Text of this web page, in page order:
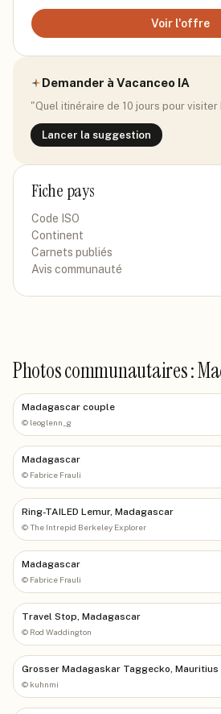
Voir l'offre
Demander à Vacanceo IA
"Quel itinéraire de 10 jours pour visiter
Lancer la suggestion
Fiche pays
Code ISO
Continent
Carnets publiés
Avis communauté
Photos communautaires :
Madagascar couple
© leoglenn_g
Madagascar
© Fabrice Frauli
Ring-TAILED Lemur, Madagascar
©The Intrepid Berkeley Explorer
Madagascar
© Fabrice Frauli
Travel Stop, Madagascar
© Rod Waddington
Grosser Madagaskar Taggecko, Mauritius
© kuhnmi